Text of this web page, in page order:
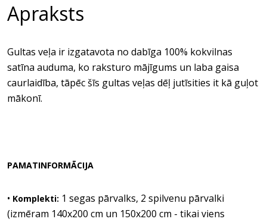
Apraksts
Gultas veļa ir izgatavota no dabīga 100% kokvilnas
satīna auduma, ko raksturo mājīgums un laba gaisa
caurlaidība, tāpēc šīs gultas veļas dēļ jutīsities it kā guļot
mākonī.
PAMATINFORMĀCIJA
• Komplekti: 1 segas pārvalks, 2 spilvenu pārvalki
(izmēram 140x200 cm un 150x200 cm - tikai viens